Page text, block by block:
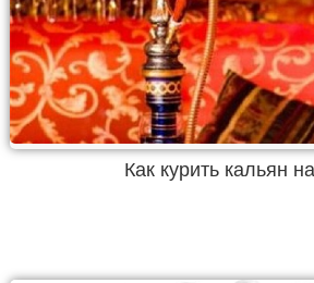
Как курить кальян